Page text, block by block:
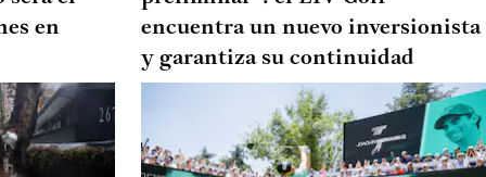
en
encuentra un nuevo inversionista
y garantiza su continuidad